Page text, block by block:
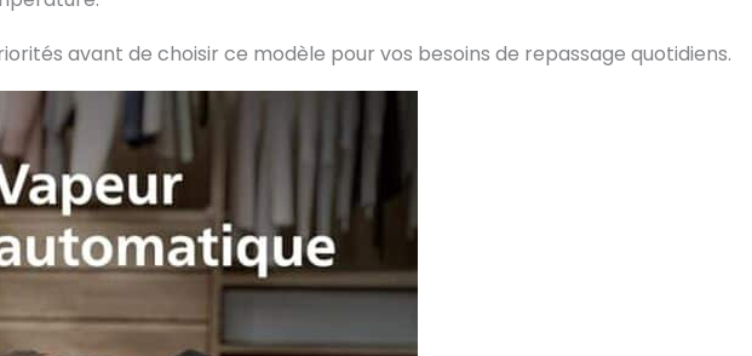
avant de choisir ce modèle pour vos besoins de repassage quotidiens.